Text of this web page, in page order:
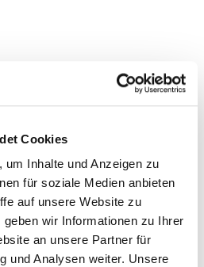
Cookies
Inhalte und Anzeigen zu
für soziale Medien anbieten
auf unsere Website zu
wir Informationen zu Ihrer
an unsere Partner für
und Analysen weiter. Unsere